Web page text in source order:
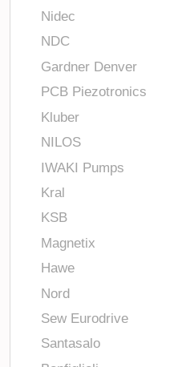
Nidec
NDC
Gardner Denver
PCB Piezotronics
Kluber
NILOS
IWAKI Pumps
Kral
KSB
Magnetix
Hawe
Nord
Sew Eurodrive
Santasalo